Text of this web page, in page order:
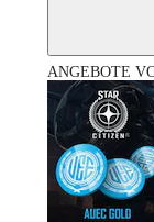
ANGEBOTE